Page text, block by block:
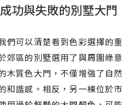
功與失敗的別墅大門
們可以清楚看到色彩選擇的重
郊區的別墅選用了與周圍綠意
木質色大門，不僅增強了自然
和諧感。相反，另一棟位於市